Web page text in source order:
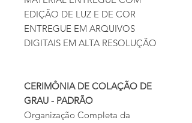
EDIÇÃO DE LUZ E DE COR
ENTREGUE EM ARQUIVOS
DIGITAIS EM ALTA RESOLUÇÃO
CERIMÔNIA DE COLAÇÃO DE
GRAU - PADRÃO
Organização Completa da